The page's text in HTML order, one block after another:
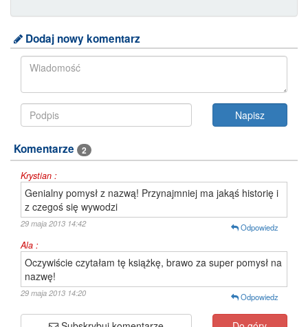
Dodaj nowy komentarz
Komentarze 2
Krystian :
Genialny pomysł z nazwą! Przynajmniej ma jakąś historię i
z czegoś się wywodzi
29 maja 2013 14:42 Odpowiedz
Ala :
Oczywiście czytałam tę książkę, brawo za super pomysł na
nazwę!
29 maja 2013 14:20 Odpowiedz